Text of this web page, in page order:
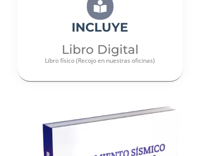
INCLUYE
Libro Digital
Libro físico (Recojo en nuestras oficinas)